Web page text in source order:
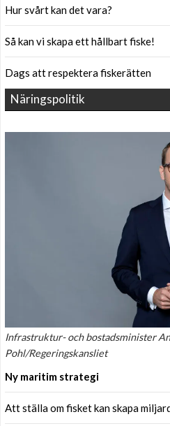
Hur svårt kan det vara?
Så kan vi skapa ett hållbart fiske!
Dags att respektera fiskerätten
Näringspolitik
Infrastruktur- och bostadsminister
Pohl/Regeringskansliet
Ny maritim strategi
Att ställa om fisket kan skapa